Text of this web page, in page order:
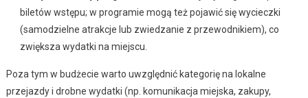
biletów wstępu; w programie mogą też pojawić się wycieczki
(samodzielne atrakcje lub zwiedzanie z przewodnikiem), co
zwiększa wydatki na miejscu.
Poza tym w budżecie warto uwzględnić kategorię na lokalne
przejazdy i drobne wydatki (np. komunikacja miejska, zakupy,